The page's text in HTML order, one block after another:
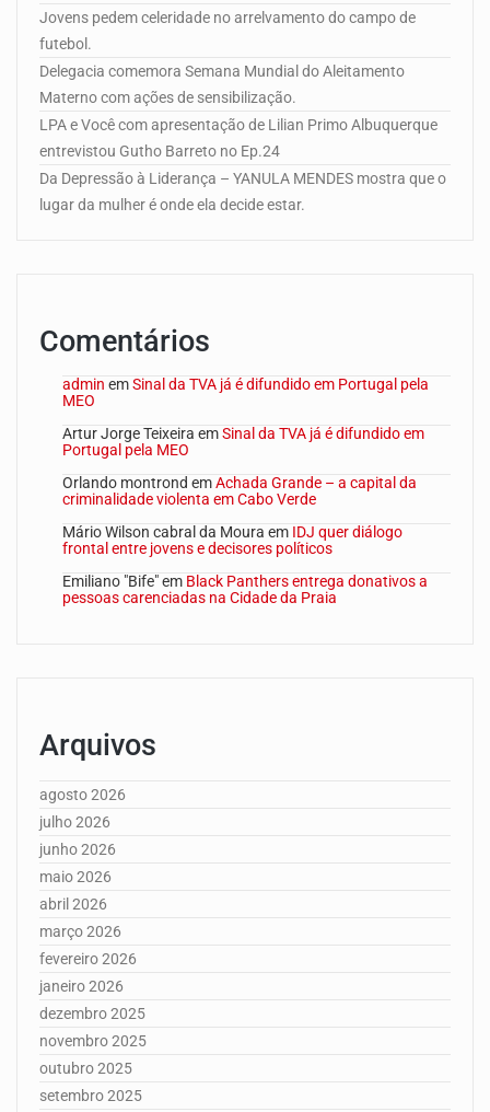
Jovens pedem celeridade no arrelvamento do campo de
futebol.
Delegacia comemora Semana Mundial do Aleitamento
Materno com ações de sensibilização.
LPA e Você com apresentação de Lilian Primo Albuquerque
entrevistou Gutho Barreto no Ep.24
Da Depressão à Liderança – YANULA MENDES mostra que o
lugar da mulher é onde ela decide estar.
Comentários
admin emSinal da TVA já é difundido em Portugal pela
MEO
Artur Jorge Teixeira emSinal da TVA já é difundido em
Portugal pela MEO
Orlando montrond emAchada Grande – a capital da
criminalidade violenta em Cabo Verde
Mário Wilson cabral da Moura em IDJ quer diálogo
frontal entre jovens e decisores políticos
Emiliano "Bife"em Black Panthers entrega donativos a
pessoas carenciadas na Cidade da Praia
Arquivos
agosto 2026
julho 2026
junho 2026
maio 2026
abril 2026
março 2026
fevereiro 2026
janeiro 2026
dezembro 2025
novembro 2025
outubro 2025
setembro 2025